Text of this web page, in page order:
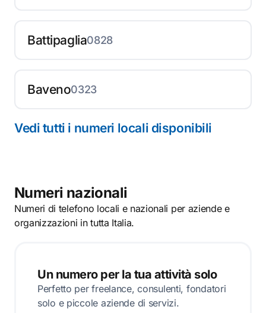
Battipaglia0828
Baveno0323
Vedi tutti i numeri locali disponibili
Numeri nazionali
Numeri di telefono locali e nazionali per aziende e
organizzazioni in tutta Italia.
Un numero per la tua attività solo
Perfetto per freelance, consulenti, fondatori
solo e piccole aziende di servizi.